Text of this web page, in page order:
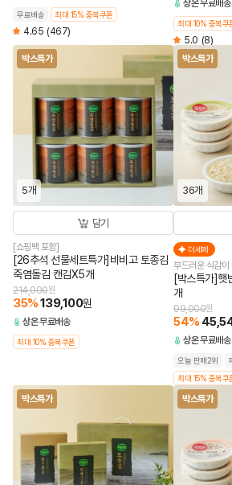
무료배송 최대 15% 중복쿠폰
4.65 (467)
상온무료배송
최대 10% 중복쿠
5.0 (8)
박스특가
5개
담기
[쇼핑백 포함]
[26추석 선물세트특가]비비고 토종김
죽염돌김 캔김X5개
214,000원
35%139,100원
상온무료배송
최대 10% 중복쿠폰
박스특가
36개
더세페
부드러운 식감이
[박스특가]
개
99,000원
54%
상온무료배송
오늘 판매2위
최대 15% 중복쿠
박스특가 박스특가